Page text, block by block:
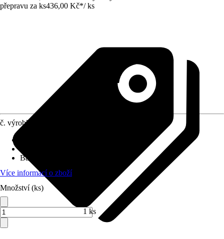
přepravu za ks436,00 Kč*/ ks
č. výrobku
Barevný odstín
Více informací o zboží
Množství (ks)
1 ks